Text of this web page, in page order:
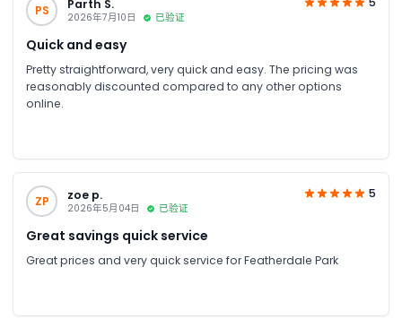
PS
Parth S.
2026年7月10日 已验证
Quick and easy
Pretty straightforward, very quick and easy. The pricing was
reasonably discounted compared to any other options
online.
ZP zoe p.
2026年5月04日 已验证
5
Great savings quick service
Great prices and very quick service for Featherdale Park